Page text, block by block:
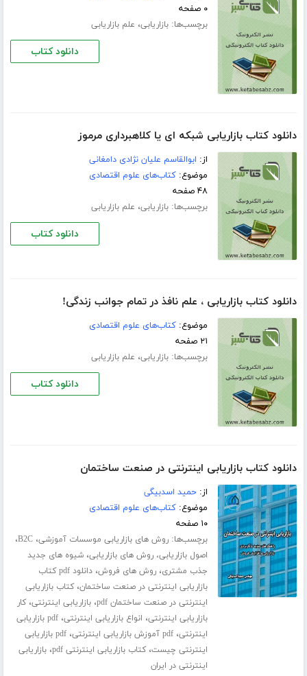
۰ صفحه
برچسب‌ها:بازاریابی، علم بازاریابی
دانلود کتاب
دانلود کتاب بازاریابی شبکه ای یا کلاهبرداری مرموز
از: ابوالقاسم علیان نژادی دامغانی
موضوع:کتاب‌های علوم اقتصادی
۴۸ صفحه
برچسب‌ها:بازاریابی، علم بازاریابی
دانلود کتاب
دانلود کتاب بازاریابی ، علم نافذ در تمام جوانب زندگی!
موضوع:کتاب‌های علوم اقتصادی
۲۱ صفحه
برچسب‌ها:بازاریابی، علم بازاریابی
دانلود کتاب
دانلود کتاب بازاریابی اینترنتی در صنعت ساختمان
از:حمید اسدبیگی
موضوع:کتاب‌های علوم اقتصادی
۱۰ صفحه
برچسب‌ها:روش های بازاریابی موسسات آموزشی،B2C،
اصول بازاریابی، روش های بازاریابی،شیوه های جدید
جذب مشتری،روش های فروش،
دانلود pdf کتاب
بازاریابی اینترنتی در صنعت ساختمان،کتاب بازاریابی
اینترنتی در صنعت ساختمان pdf
،بازاریابی اینترنتی،کار
بازاریابی اینترنتی، انواع بازاریابی اینترنتی،
pdf بازاریابی
اینترنتی،pdf آموزش بازاریابی اینترنتی ،
pdf بازاریابی
اینترنتی چیست،کتاب بازاریابی اینترنتی pdf ،بازاریابی
اینترنتی در ایران